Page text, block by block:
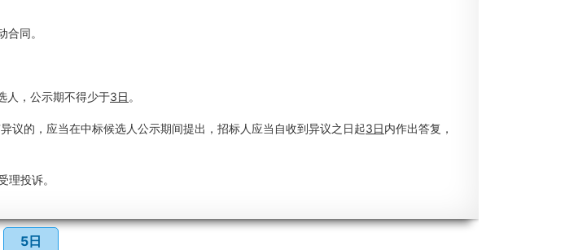
同。
人，公示期不得少于3日 。
议的，应当在中标候选人公示期间提出，招标人应当自收到异议之日起3日内作出答复，
理投诉。
5日